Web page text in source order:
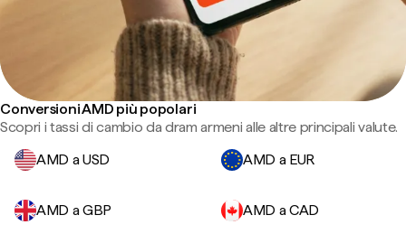
Conversioni AMD più popolari
Scopri i tassi di cambio da dram armeni alle altre principali valute.
AMD a USD
AMD a EUR
AMD a GBP AMD a CAD